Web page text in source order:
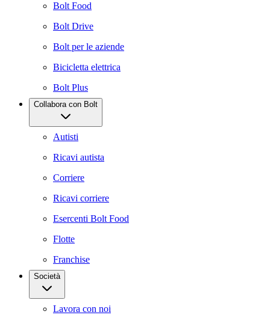
Bolt Food
Bolt Drive
Bolt per le aziende
Bicicletta elettrica
Bolt Plus
Collabora con Bolt
Autisti
Ricavi autista
Corriere
Ricavi corriere
Esercenti Bolt Food
Flotte
Franchise
Società
Lavora con noi